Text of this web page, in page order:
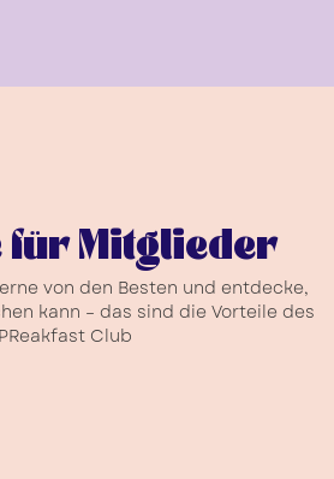
für Mitglieder
von den Besten und entdecke,
kann – das sind die Vorteile des
PReakfast Club